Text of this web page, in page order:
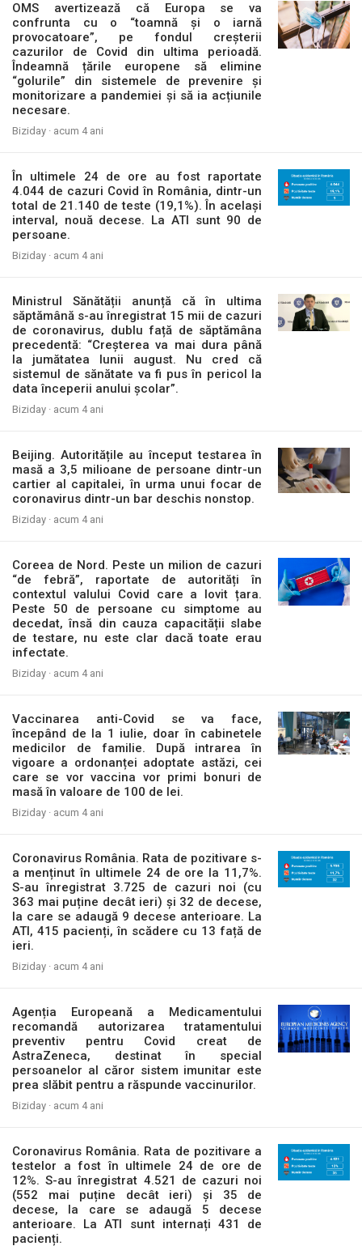
OMS avertizează că Europa se va
confrunta cu o “toamnă și o iarnă
provocatoare”, pe fondul creșterii
cazurilor de Covid din ultima perioadă.
Îndeamnă țările europene să elimine
“golurile” din sistemele de prevenire și
monitorizare a pandemiei și să ia acțiunile
necesare.
Biziday · acum 4 ani
În ultimele 24 de ore au fost raportate
4.044 de cazuri Covid în România, dintr-un
total de 21.140 de teste (19,1%). În același
interval, nouă decese. La ATI sunt 90 de
persoane.
Biziday · acum 4 ani
Ministrul Sănătății anunță că în ultima
săptămână s-au înregistrat 15 mii de cazuri
de coronavirus, dublu față de săptămâna
precedentă: “Creșterea va mai dura până
la jumătatea lunii august. Nu cred că
sistemul de sănătate va fi pus în pericol la
data începerii anului școlar”.
Biziday · acum 4 ani
Beijing. Autoritățile au început testarea în
masă a 3,5 milioane de persoane dintr-un
cartier al capitalei, în urma unui focar de
coronavirus dintr-un bar deschis nonstop.
Biziday · acum 4 ani
Coreea de Nord. Peste un milion de cazuri
“de febră”, raportate de autorități în
contextul valului Covid care a lovit țara.
Peste 50 de persoane cu simptome au
decedat, însă din cauza capacității slabe
de testare, nu este clar dacă toate erau
infectate.
Biziday · acum 4 ani
Vaccinarea anti-Covid se va face,
începând de la 1 iulie, doar în cabinetele
medicilor de familie. După intrarea în
vigoare a ordonanței adoptate astăzi, cei
care se vor vaccina vor primi bonuri de
masă în valoare de 100 de lei.
Biziday · acum 4 ani
Coronavirus România. Rata de pozitivare s-
a menținut în ultimele 24 de ore la 11,7%.
S-au înregistrat 3.725 de cazuri noi (cu
363 mai puține decât ieri) și 32 de decese,
la care se adaugă 9 decese anterioare. La
ATI, 415 pacienți, în scădere cu 13 față de
ieri.
Biziday · acum 4 ani
Agenția Europeană a Medicamentului
recomandă autorizarea tratamentului
preventiv pentru Covid creat de
AstraZeneca, destinat în special
persoanelor al căror sistem imunitar este
prea slăbit pentru a răspunde vaccinurilor.
Biziday · acum 4 ani
Coronavirus România. Rata de pozitivare a
testelor a fost în ultimele 24 de ore de
12%. S-au înregistrat 4.521 de cazuri noi
(552 mai puține decât ieri) și 35 de
decese, la care se adaugă 5 decese
anterioare. La ATI sunt internați 431 de
pacienți.